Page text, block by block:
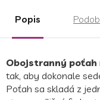
Popis
Obojstranný poťah
tak, aby dokonale
Poťah sa skladá z